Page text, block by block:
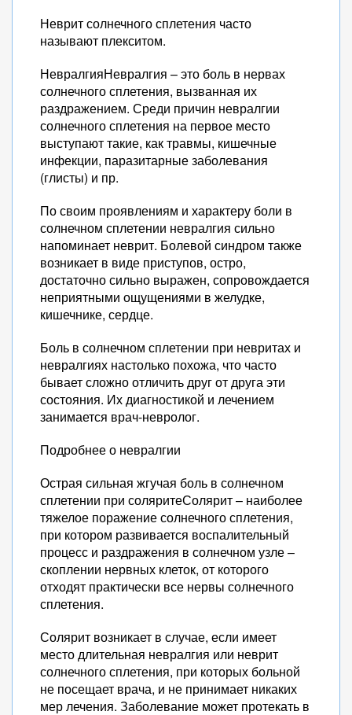
Неврит солнечного сплетения часто
называют плекситом.
НевралгияНевралгия – это боль в нервах
солнечного сплетения, вызванная их
раздражением. Среди причин невралгии
солнечного сплетения на первое место
выступают такие, как травмы, кишечные
инфекции, паразитарные заболевания
(глисты) и пр.
По своим проявлениям и характеру боли в
солнечном сплетении невралгия сильно
напоминает неврит. Болевой синдром также
возникает в виде приступов, остро,
достаточно сильно выражен, сопровождается
неприятными ощущениями в желудке,
кишечнике, сердце.
Боль в солнечном сплетении при невритах и
невралгиях настолько похожа, что часто
бывает сложно отличить друг от друга эти
состояния. Их диагностикой и лечением
занимается врач-невролог.
Подробнее о невралгии
Острая сильная жгучая боль в солнечном
сплетении при соляритеСолярит – наиболее
тяжелое поражение солнечного сплетения,
при котором развивается воспалительный
процесс и раздражения в солнечном узле –
скоплении нервных клеток, от которого
отходят практически все нервы солнечного
сплетения.
Солярит возникает в случае, если имеет
место длительная невралгия или неврит
солнечного сплетения, при которых больной
не посещает врача, и не принимает никаких
мер лечения. Заболевание может протекать в